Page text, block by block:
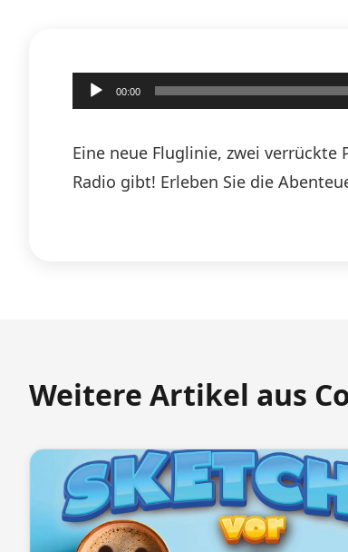
Audio-
Player
00:00
Eine neue Fluglinie, zwei
Radio gibt! Erleben Sie die
Weitere Artikel aus